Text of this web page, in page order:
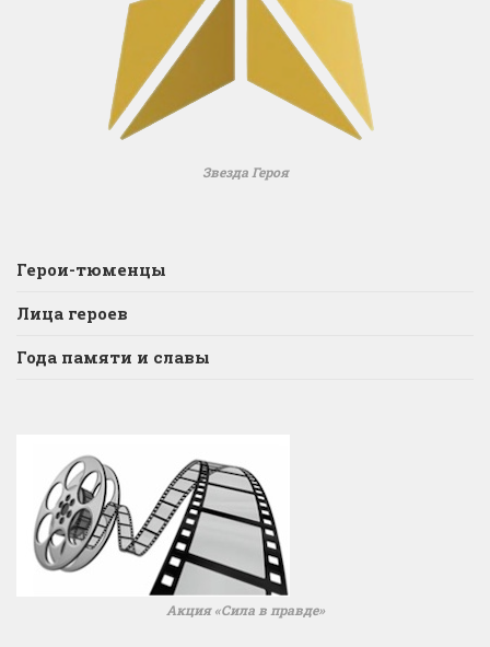
Звезда Героя
Герои-тюменцы
Лица героев
Года памяти и славы
Акция «Сила в правде»